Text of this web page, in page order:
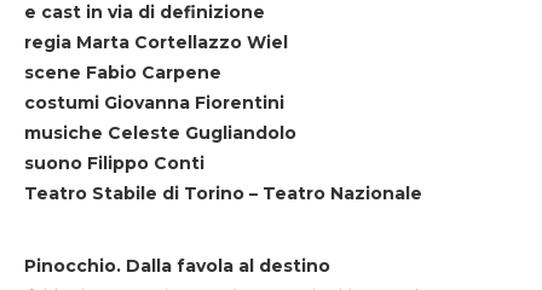
e cast in via di definizione
regia Marta Cortellazzo Wiel
scene Fabio Carpene
costumi Giovanna Fiorentini
musiche Celeste Gugliandolo
suono Filippo Conti
Teatro Stabile di Torino – Teatro Nazionale
Pinocchio. Dalla favola al destino